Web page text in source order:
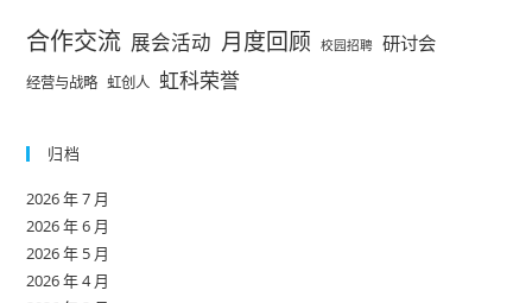
合作交流 展会活动 月度回顾 校园招聘 研讨会
经营与战略 虹创人 虹科荣誉
归档
2026 年 7 月
2026 年 6 月
2026 年 5 月
2026 年 4 月